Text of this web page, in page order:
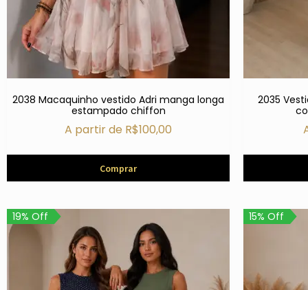
2038 Macaquinho vestido Adri manga longa
estampado chiffon
A partir de R$100,00
Comprar
2035
19% Off 15% Off